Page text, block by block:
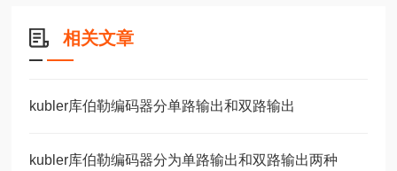
相关文章
kubler库伯勒编码器分单路输出和双路输出
kubler库伯勒编码器分为单路输出和双路输出两种